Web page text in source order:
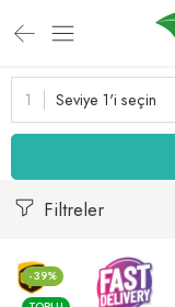
Seviye 1'i seçin
Filtreler
-39%